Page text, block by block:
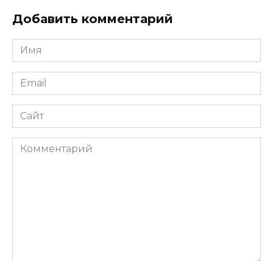
Добавить комментарий
Имя
*
Email
*
Сайт
Комментарий